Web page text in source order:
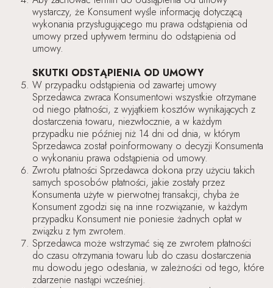
wystarczy, że Konsument wyśle informację dotyczącą
wykonania przysługującego mu prawa odstąpienia od
umowy przed upływem terminu do odstąpienia od
umowy.
SKUTKI ODSTĄPIENIA OD UMOWY
W przypadku odstąpienia od zawartej umowy
Sprzedawca zwraca Konsumentowi wszystkie otrzymane
od niego płatności, z wyjątkiem kosztów wynikających z
dostarczenia towaru, niezwłocznie, a w każdym
przypadku nie później niż 14 dni od dnia, w którym
Sprzedawca został poinformowany o decyzji Konsumenta
o wykonaniu prawa odstąpienia od umowy.
Zwrotu płatności Sprzedawca dokona przy użyciu takich
samych sposobów płatności, jakie zostały przez
Konsumenta użyte w pierwotnej transakcji, chyba że
Konsument zgodzi się na inne rozwiązanie, w każdym
przypadku Konsument nie poniesie żadnych opłat w
związku z tym zwrotem.
Sprzedawca może wstrzymać się ze zwrotem płatności
do czasu otrzymania towaru lub do czasu dostarczenia
mu dowodu jego odesłania, w zależności od tego, które
zdarzenie nastąpi wcześniej.